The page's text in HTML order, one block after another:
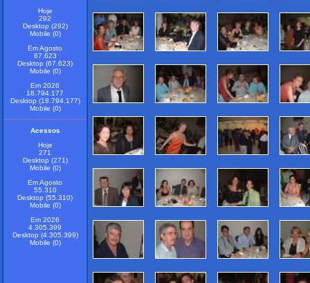
Hoje
292
Desktop (292)
Mobile (0)
Em Agosto
67.623
Desktop (67.623)
Mobile (0)
Em 2026
18.794.177
Desktop (18.794.177)
Mobile (0)
Acessos
Hoje
271
Desktop (271)
Mobile (0)
Em Agosto
55.310
Desktop (55.310)
Mobile (0)
Em 2026
4.305.399
Desktop (4.305.399)
Mobile (0)